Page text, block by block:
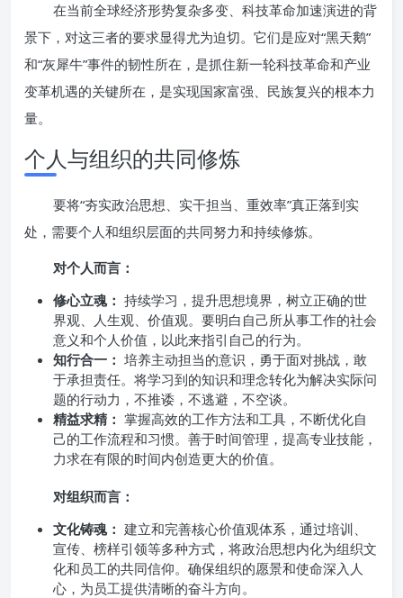
在当前全球经济形势复杂多变、科技革命加速演进的背
景下，对这三者的要求显得尤为迫切。它们是应对“黑天鹅”
和“灰犀牛”事件的韧性所在，是抓住新一轮科技革命和产业
变革机遇的关键所在，是实现国家富强、民族复兴的根本力
量。
个人与组织的共同修炼
要将“夯实政治思想、实干担当、重效率”真正落到实
处，需要个人和组织层面的共同努力和持续修炼。
对个人而言：
修心立魂： 持续学习，提升思想境界，树立正确的世
界观、人生观、价值观。要明白自己所从事工作的社会
意义和个人价值，以此来指引自己的行为。
知行合一： 培养主动担当的意识，勇于面对挑战，敢
于承担责任。将学习到的知识和理念转化为解决实际问
题的行动力，不推诿，不逃避，不空谈。
精益求精： 掌握高效的工作方法和工具，不断优化自
己的工作流程和习惯。善于时间管理，提高专业技能，
力求在有限的时间内创造更大的价值。
对组织而言：
文化铸魂： 建立和完善核心价值观体系，通过培训、
宣传、榜样引领等多种方式，将政治思想内化为组织文
化和员工的共同信仰。确保组织的愿景和使命深入人
心，为员工提供清晰的奋斗方向。